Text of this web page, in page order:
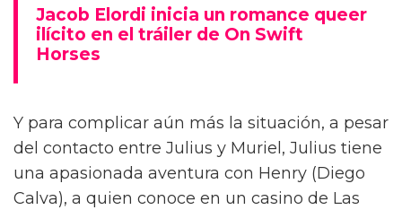
Jacob Elordi inicia un romance queer
ilícito en el tráiler de On Swift
Horses
Y para complicar aún más la situación, a pesar
del contacto entre Julius y Muriel, Julius tiene
una apasionada aventura con Henry (Diego
Calva), a quien conoce en un casino de Las